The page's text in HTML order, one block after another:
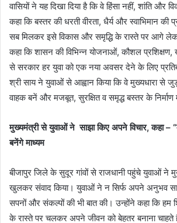
वासियों ने यह दिखा दिया है कि वे हिंसा नहीं, शांति और
कहा कि बस्तर की धरती वीरता, धैर्य और स्वाभिमान
सब मिलकर इसे विकास और समृद्धि के रास्ते पर आगे
कहा कि शासन की विभिन्न योजनाओं, कौशल
से सरकार हर युवा को एक नया अवसर देने के लिए
श्री साय ने युवाओं से आह्वान किया कि वे मुख्यधारा से
वाहक बनें और मजबूत, सुरक्षित व समृद्ध बस्तर के निर्माण
मुख्यमंत्री से युवाओं ने साझा किए अपने विचार, कहा –
बनेंगे माध्यम
बीजापुर जिले के सुदूर गांवों से राजधानी पहुंचे युवाओं ने
खुलकर संवाद किया। युवाओं ने न सिर्फ अपने अनुभव
सपनों और संकल्पों की भी बात की। उन्होंने कहा कि हम
के रास्ते पर चलकर अपने जीवन को बेहतर बनाना चाहते